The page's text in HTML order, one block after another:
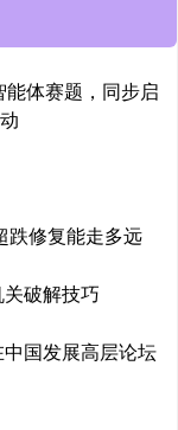
体赛题，同步启
跌修复能走多远
破解技巧
国发展高层论坛